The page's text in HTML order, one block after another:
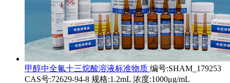
甲醇中全氟十三烷酸溶液标准物质 编号:SHAM_179253
CAS号:72629-94-8 规格:1.2mL 浓度:1000μg/mL